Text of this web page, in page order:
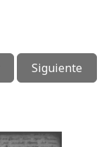
Siguiente